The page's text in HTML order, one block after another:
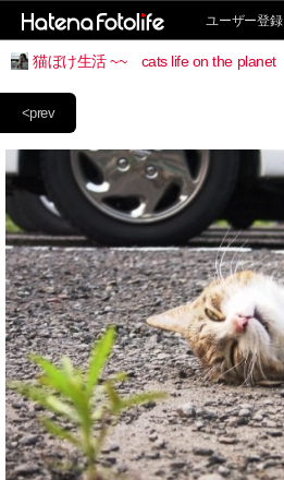
ユーザー登録
猫ぼけ生活 ~~ cats life on the planet
<prev